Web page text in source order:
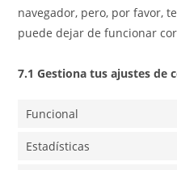
navegador, pero, por favor,
puede dejar de funcionar
7.1 Gestiona tus ajustes de
Funcional
Estadísticas